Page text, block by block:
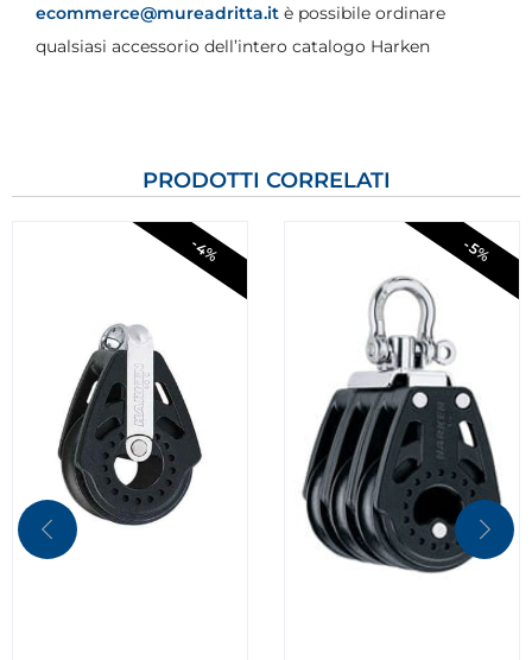
ecommerce@mureadritta.it è possibile ordinare
qualsiasi accessorio dell’intero catalogo Harken
PRODOTTI CORRELATI
-4% -5%